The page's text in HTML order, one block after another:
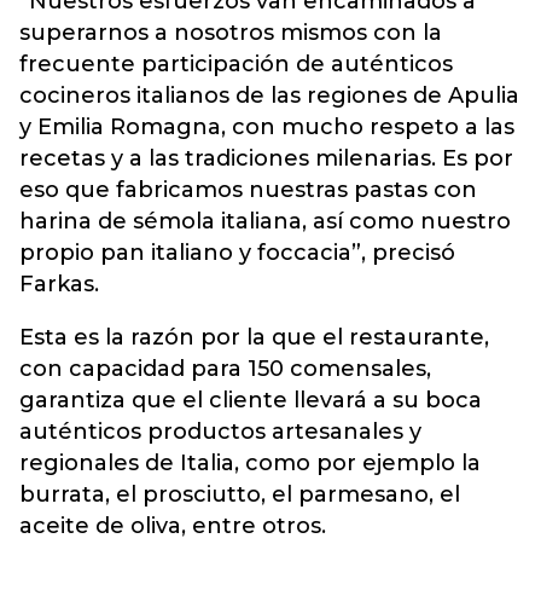
superarnos a nosotros mismos con la
frecuente participación de auténticos
cocineros italianos de las regiones de Apulia
y Emilia Romagna, con mucho respeto a las
recetas y a las tradiciones milenarias. Es por
eso que fabricamos nuestras pastas con
harina de sémola italiana, así como nuestro
propio pan italiano y foccacia”, precisó
Farkas.
Esta es la razón por la que el restaurante,
con capacidad para 150 comensales,
garantiza que el cliente llevará a su boca
auténticos productos artesanales y
regionales de Italia, como por ejemplo la
burrata, el prosciutto, el parmesano, el
aceite de oliva, entre otros.